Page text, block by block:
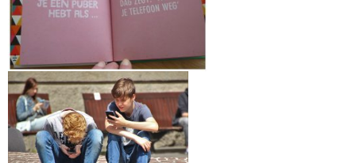
Praten met Pubers
Opvoeden in een wereld vol apps en schermen
Agenda
Contact